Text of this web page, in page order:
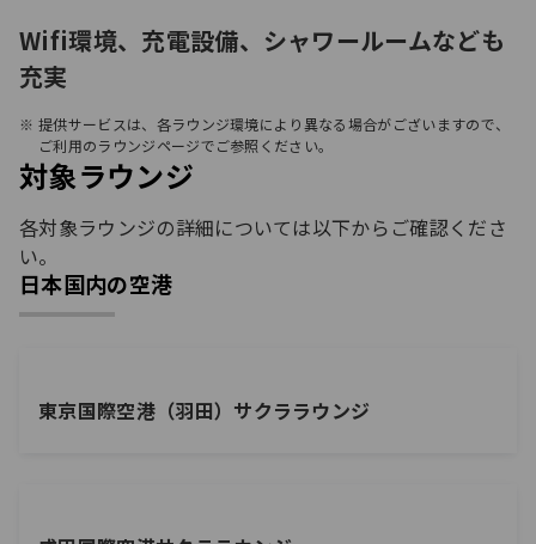
Wifi環境、充電設備、シャワールームなども
充実
提供サービスは、各ラウンジ環境により異なる場合がございますので、
ご利用のラウンジページでご参照ください。
対象ラウンジ
各対象ラウンジの詳細については以下からご確認くださ
い。
日本国内の空港
東京国際空港（羽田）サクララウンジ